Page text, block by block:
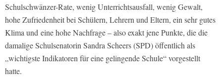
Schulschwänzer-Rate, wenig Unterrichtsausfall, wenig Gewalt,
hohe Zufriedenheit bei Schülern, Lehrern und Eltern, ein sehr gutes
Klima und eine hohe Nachfrage – also exakt jene Punkte, die die
damalige Schulsenatorin Sandra Scheers (SPD) öffentlich als
„wichtigste Indikatoren für eine gelingende Schule“ vorgestellt
hatte.